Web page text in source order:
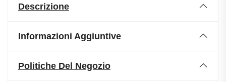
Descrizione
Informazioni Aggiuntive
Politiche Del Negozio